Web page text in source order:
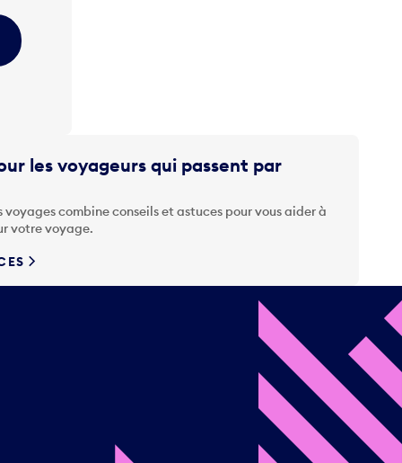
les voyageurs qui passent par
combine conseils et astuces pour vous aider à
votre voyage.